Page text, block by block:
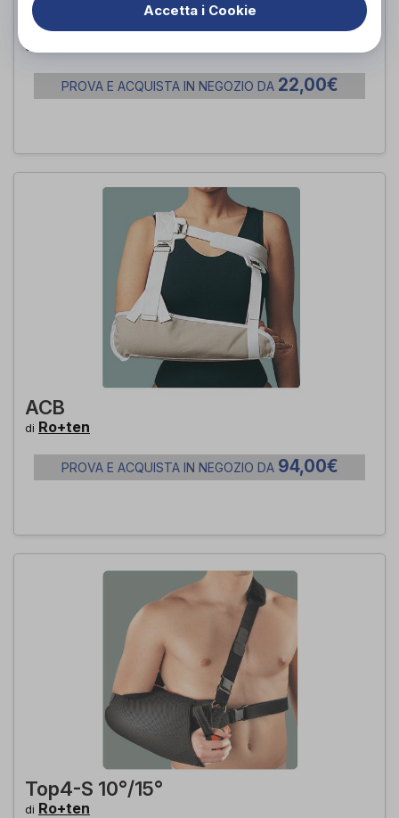
Softab 45°/70° PR2-84500/A
di
PROVA E ACQUISTA IN NEGOZIO DA 22,00€
ACB
di Ro+ten
PROVA E ACQUISTA IN NEGOZIO DA 94,00€
Top4-S 10°/15°
di Ro+ten
Accetta i Cookie